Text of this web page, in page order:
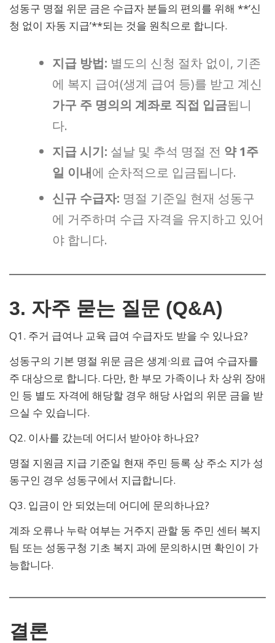
성동구 명절 위문 금은 수급자 분들의 편의를 위해 **’신
청 없이 자동 지급’**되는 것을 원칙으로 합니다.
지급 방법: 별도의 신청 절차 없이, 기존
에 복지 급여(생계 급여 등)를 받고 계신
가구 주 명의의 계좌로 직접 입금됩니
다.
지급 시기: 설날 및 추석 명절 전 약 1주
일 이내에 순차적으로 입금됩니다.
신규 수급자: 명절 기준일 현재 성동구
에 거주하며 수급 자격을 유지하고 있어
야 합니다.
3. 자주 묻는 질문 (Q&A)
Q1. 주거 급여나 교육 급여 수급자도 받을 수 있나요?
성동구의 기본 명절 위문 금은 생계·의료 급여 수급자를
주 대상으로 합니다. 다만, 한 부모 가족이나 차 상위 장애
인 등 별도 자격에 해당할 경우 해당 사업의 위문 금을 받
으실 수 있습니다.
Q2. 이사를 갔는데 어디서 받아야 하나요?
명절 지원금 지급 기준일 현재 주민 등록 상 주소 지가 성
동구인 경우 성동구에서 지급합니다.
Q3. 입금이 안 되었는데 어디에 문의하나요?
계좌 오류나 누락 여부는 거주지 관할 동 주민 센터 복지
팀 또는 성동구청 기초 복지 과에 문의하시면 확인이 가
능합니다.
결론